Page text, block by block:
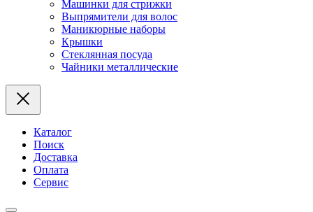
Машинки для стрижки
Выпрямители для волос
Маникюрные наборы
Крышки
Стеклянная посуда
Чайники металлические
Каталог
Поиск
Доставка
Оплата
Сервис